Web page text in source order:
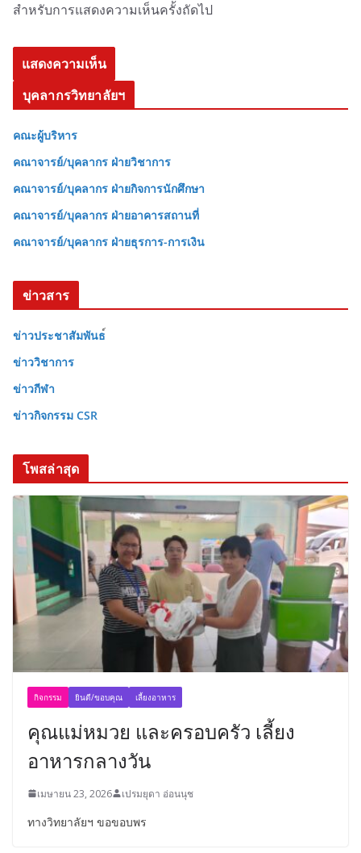
สำหรับการแสดงความเห็นครั้งถัดไป
บุคลากรวิทยาลัยฯ
คณะผู้บริหาร
คณาจารย์/บุคลากร ฝ่ายวิชาการ
คณาจารย์/บุคลากร ฝ่ายกิจการนักศึกษา
คณาจารย์/บุคลากร ฝ่ายอาคารสถานที่
คณาจารย์/บุคลากร ฝ่ายธุรการ-การเงิน
ข่าวสาร
ข่าวประชาสัมพันธ
ข่าววิชาการ
ข่าวกีฬา
ข่าวกิจกรรม CSR
โพสล่าสุด
กิจกรรม ยินดี/ขอบคุณ เลี้ยงอาหาร
คุณแม่หมวย และครอบครัว เลี้ยง
อาหารกลางวัน
เมษายน 23, 2026 เปรมยุดา อ่อนนุช
ทางวิทยาลัยฯ ขอขอบพร